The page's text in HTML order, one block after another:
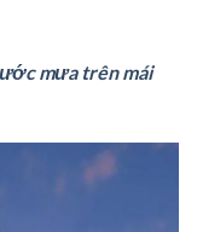
mưa trên mái